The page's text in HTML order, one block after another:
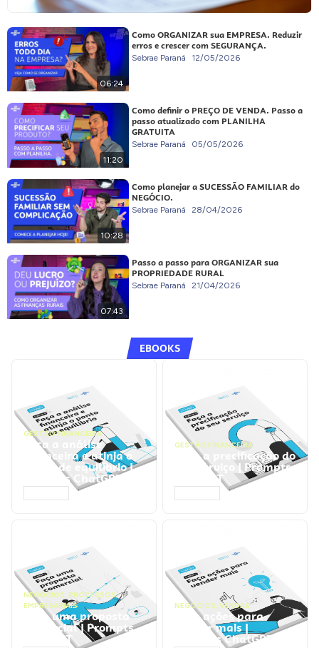
06:24
Como ORGANIZAR sua EMPRESA. Reduzir
erros e crescer com SEGURANÇA.
Sebrae Paraná 12/05/2026
11:20
Como definir o PREÇO DE VENDA. Passo a
passo atualizado com PLANILHA
GRATUITA
Sebrae Paraná 05/05/2026
10:28
Como planejar a SUCESSÃO FAMILIAR do
NEGÓCIO.
Sebrae Paraná 28/04/2026
07:43
Passo a passo para ORGANIZAR sua
PROPRIEDADE RURAL
Sebrae Paraná 21/04/2026
EBOOKS
GESTÃO FINANCEIRA
Faça a análise
financeira e atinja o
ponto de equilíbrio |
Prompts ChatGPT
GESTÃO FINANCEIRA
Faça a precificação do
seu serviço | Prompts
ChatGPT
NEGÓCIOS, PROCESSOS
EMPRESARIAIS
Faça uma proposta
comercial | Prompts
ChatGPT
NEGÓCIOS, VENDAS
Faça ações para
vender mais |
Prompts ChatGPT